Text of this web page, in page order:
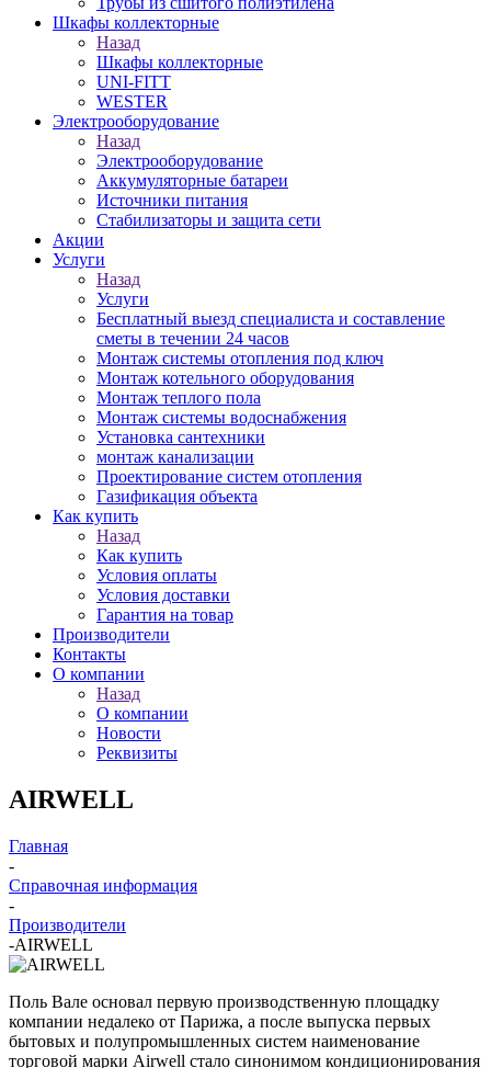
Шкафы коллекторные
Назад
Шкафы коллекторные
UNI-FITT
WESTER
Электрооборудование
Назад
Электрооборудование
Аккумуляторные батареи
Источники питания
Стабилизаторы и защита сети
Акции
Услуги
Назад
Услуги
Бесплатный выезд специалиста и составление
сметы в течении 24 часов
Монтаж системы отопления под ключ
Монтаж котельного оборудования
Монтаж теплого пола
Монтаж системы водоснабжения
Установка сантехники
монтаж канализации
Проектирование систем отопления
Газификация объекта
Как купить
Назад
Как купить
Условия оплаты
Условия доставки
Гарантия на товар
Производители
Контакты
О компании
Назад
О компании
Новости
Реквизиты
AIRWELL
Главная
-
Справочная информация
-
Производители
-AIRWELL
Поль Вале основал первую производственную площадку
компании недалеко от Парижа, а после выпуска первых
бытовых и полупромышленных систем наименование
торговой марки Airwell стало синонимом кондиционирования